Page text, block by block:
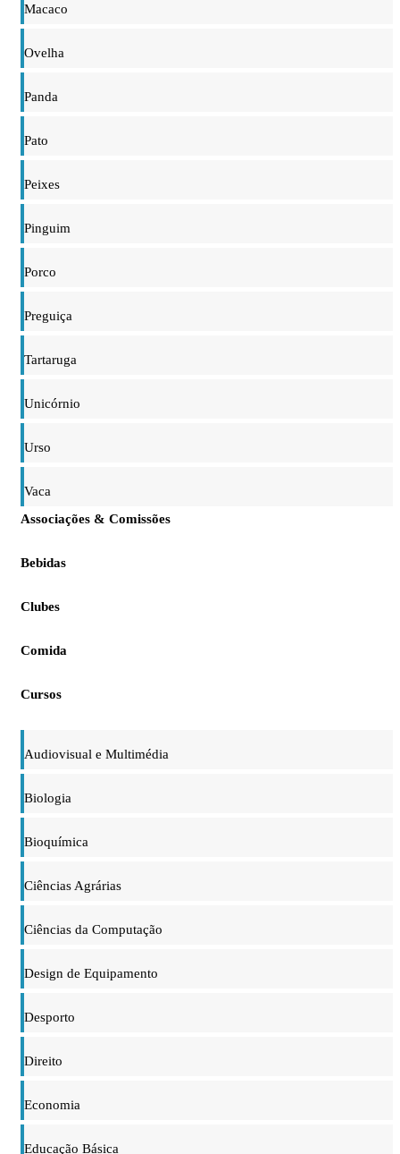
Macaco
Ovelha
Panda
Pato
Peixes
Pinguim
Porco
Preguiça
Tartaruga
Unicórnio
Urso
Vaca
Associações & Comissões
Bebidas
Clubes
Comida
Cursos
Audiovisual e Multimédia
Biologia
Bioquímica
Ciências Agrárias
Ciências da Computação
Design de Equipamento
Desporto
Direito
Economia
Educação Básica